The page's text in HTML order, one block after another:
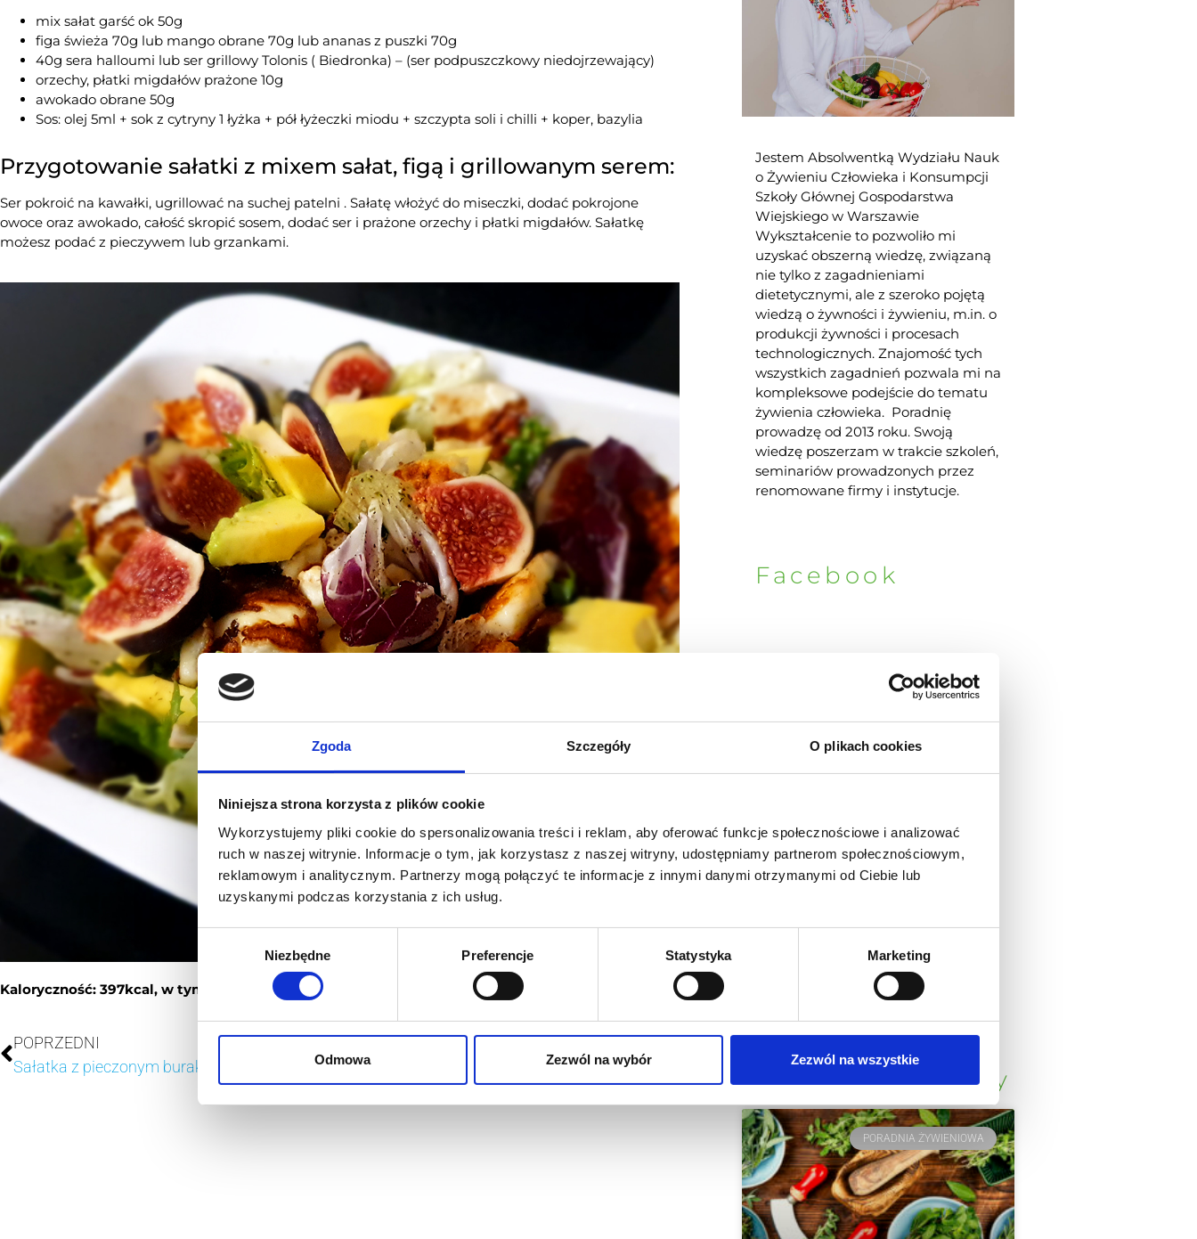
Zgoda Szczegóły O plikach cookies
Niniejsza strona korzysta z plików cookie
Wykorzystujemy pliki cookie do spersonalizowania treści i reklam, aby oferować funkcje społecznościowe i analizować
ruch w naszej witrynie. Informacje o tym, jak korzystasz z naszej witryny, udostępniamy partnerom społecznościowym,
reklamowym i analitycznym. Partnerzy mogą połączyć te informacje z innymi danymi otrzymanymi od Ciebie lub
uzyskanymi podczas korzystania z ich usług.
zgody
Niezbędne Preferencje Statystyka Marketing
Odmowa Zezwól na wybór Zezwól na wszystkie
mix sałat garść ok 50g
figa świeża 70g lub mango obrane 70g lub ananas z puszki 70g
40g sera halloumi lub ser grillowy Tolonis ( Biedronka) – (ser podpuszczkowy niedojrzewający)
orzechy, płatki migdałów prażone 10g
awokado obrane 50g
Sos: olej 5ml + sok z cytryny 1 łyżka + pół łyżeczki miodu + szczypta soli i chilli + koper, bazylia
Przygotowanie sałatki z mixem sałat, figą i grillowanym serem:
Ser pokroić na kawałki, ugrillować na suchej patelni . Sałatę włożyć do miseczki, dodać pokrojone
owoce oraz awokado, całość skropić sosem, dodać ser i prażone orzechy i płatki migdałów. Sałatkę
możesz podać z pieczywem lub grzankami.
Kaloryczność: 397kcal, w tym białko 12g, tłuszcz 28g, węglowodany 28g.
POPRZEDNI
Sałatka z pieczonym burakiem i jajkiem
NASTĘPNY
Sałatka z burakiem
Jestem Absolwentką Wydziału Nauk
o Żywieniu Człowieka i Konsumpcji
Szkoły Głównej Gospodarstwa
Wiejskiego w Warszawie
Wykształcenie to pozwoliło mi
uzyskać obszerną wiedzę, związaną
nie tylko z zagadnieniami
dietetycznymi, ale z szeroko pojętą
wiedzą o żywności i żywieniu, m.in. o
produkcji żywności i procesach
technologicznych. Znajomość tych
wszystkich zagadnień pozwala mi na
kompleksowe podejście do tematu
żywienia człowieka. Poradnię
prowadzę od 2013 roku. Swoją
wiedzę poszerzam w trakcie szkoleń,
seminariów prowadzonych przez
renomowane firmy i instytucje.
Facebook
Najnowsze wpisy
PORADNIA ŻYWIENIOWA